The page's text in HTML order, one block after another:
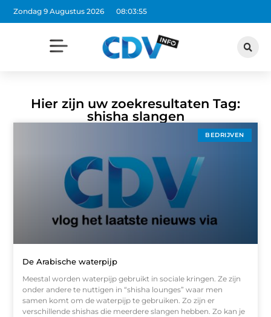
Zondag 9 Augustus 2026 08:03:55
Hier zijn uw zoekresultaten Tag:
shisha slangen
BEDRIJVEN
De Arabische waterpijp
Meestal worden waterpijp gebruikt in sociale kringen. Ze zijn
onder andere te nuttigen in “shisha lounges” waar men
samen komt om de waterpijp te gebruiken. Zo zijn er
verschillende shishas die meerdere slangen hebben. Zo kan je